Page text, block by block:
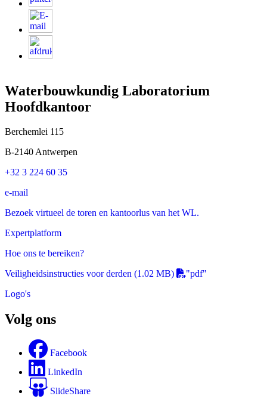
Waterbouwkundig Laboratorium
Hoofdkantoor
Berchemlei 115
B-2140 Antwerpen
+32 3 224 60 35
e-mail
Bezoek virtueel de toren en kantoorlus van het WL.
Expertplatform
Hoe ons te bereiken?
Veiligheidsinstructies voor derden (1.02 MB)
"pdf"
Logo's
Volg ons
Facebook
LinkedIn
SlideShare